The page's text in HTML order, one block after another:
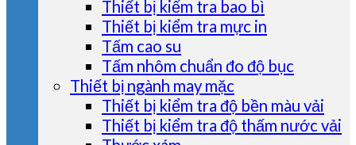
Thiết bị kiểm tra bao bì
Thiết bị kiểm tra mực in
Tấm cao su
Tấm nhôm chuẩn đo độ bục
Thiết bị ngành may mặc
Thiết bị kiểm tra độ bền màu vải
Thiết bị kiểm tra độ thấm nước vải